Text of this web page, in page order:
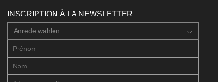
INSCRIPTION À LA NEWSLETTER
Anrede wahlen